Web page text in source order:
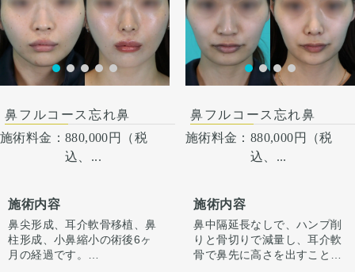
鼻フルコース忘れ鼻
施術料金： 880,000円（税
込、...
施術内容
鼻尖形成、耳介軟骨移植、鼻
柱形成、小鼻縮小の術後6ヶ
月の経過です。
術後１ヶ月
鼻フルコース忘れ鼻
施術料金： 880,000円（税
込、...
施術内容
鼻中隔延長なしで、ハンプ削
りと骨切りで減量し、耳介軟
骨で鼻先に高さを出すことで